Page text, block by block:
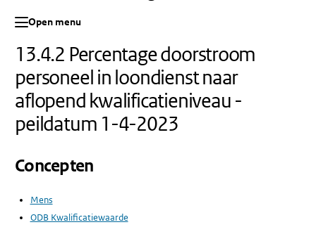
Open menu
13.4.2 Percentage doorstroom
personeel in loondienst naar
aflopend kwalificatieniveau -
peildatum 1-4-2023
Concepten
Mens
ODB Kwalificatiewaarde